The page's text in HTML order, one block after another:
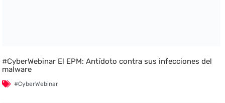
#CyberWebinar El EPM: Antídoto contra sus infecciones del
malware
#CyberWebinar